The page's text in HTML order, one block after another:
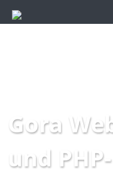
Gora
und PHP-